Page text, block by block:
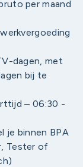
per maand
dagen, met
bij te
– 06:30 -
je binnen BPA
Tester of